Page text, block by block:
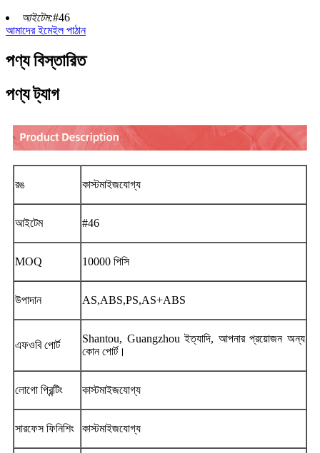
আইটেম:#46
আমাদের ইমেইল পাঠান
পণ্য বিস্তারিত
পণ্য ট্যাগ
রঙ কাস্টমাইজযোগ্য
আইটেম #46
MOQ 10000 পিসি
উপাদান AS,ABS,PS,AS+ABS
এফওবি পোর্ট
Shantou, Guangzhou ইত্যাদি, আপনার প্রয়োজন অন্য
কোন পোর্ট।
লোগো প্রিন্টিং কাস্টমাইজযোগ্য
সারফেস ফিনিশিং কাস্টমাইজযোগ্য